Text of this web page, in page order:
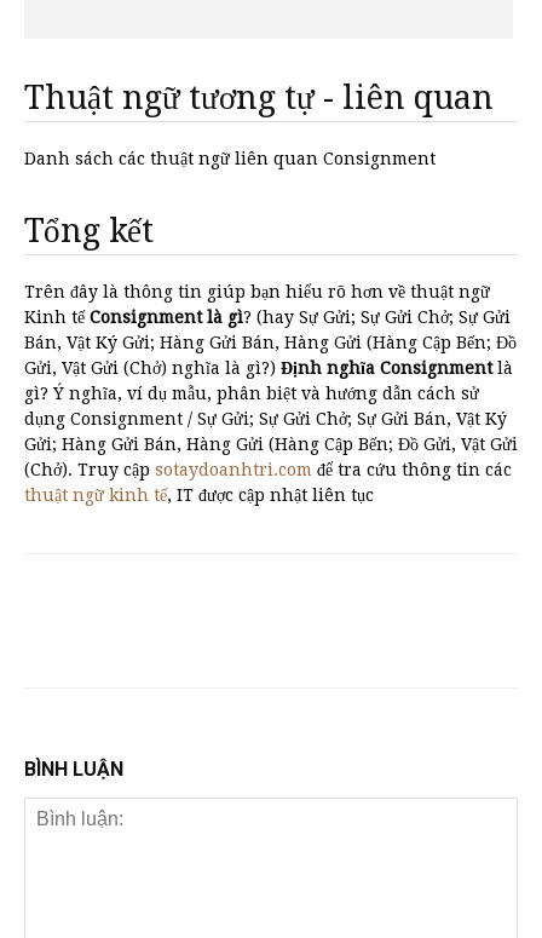
Thuật ngữ tương tự - liên quan
Danh sách các thuật ngữ liên quan Consignment
Tổng kết
Trên đây là thông tin giúp bạn hiểu rõ hơn về thuật ngữ
Kinh tếConsignment là gì? (hay Sự Gửi; Sự Gửi Chở; Sự Gửi
Bán, Vật Ký Gửi; Hàng Gửi Bán, Hàng Gửi (Hàng Cập Bến; Đồ
Gửi, Vật Gửi (Chở) nghĩa là gì?) Định nghĩa Consignmentlà
gì? Ý nghĩa, ví dụ mẫu, phân biệt và hướng dẫn cách sử
dụng Consignment / Sự Gửi; Sự Gửi Chở; Sự Gửi Bán, Vật Ký
Gửi; Hàng Gửi Bán, Hàng Gửi (Hàng Cập Bến; Đồ Gửi, Vật Gửi
(Chở). Truy cập sotaydoanhtri.com để tra cứu thông tin các
thuật ngữ kinh tế, IT được cập nhật liên tục
BÌNH LUẬN